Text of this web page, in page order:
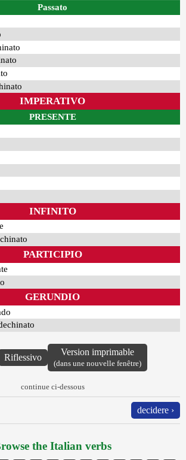
Passato
IMPERATIVO
PRESENTE
INFINITO
PARTICIPIO
GERUNDIO
Riflessivo
Version imprimable
(dans une nouvelle fenêtre)
continue ci-dessous
decidere ›
the Italian verbs